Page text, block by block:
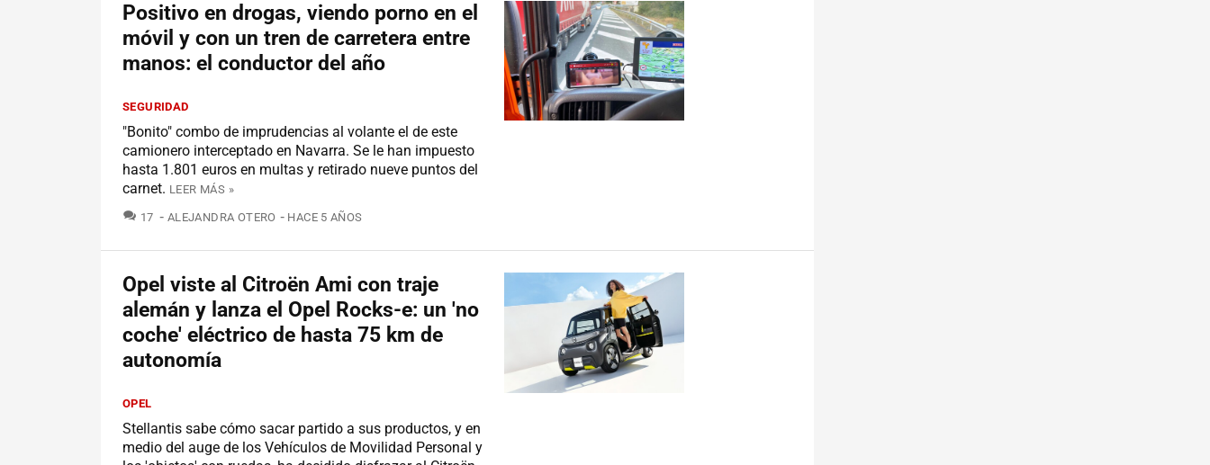
Positivo en drogas, viendo porno en el
móvil y con un tren de carretera entre
manos: el conductor del año
SEGURIDAD
"Bonito" combo de imprudencias al volante el de este
camionero interceptado en Navarra. Se le han impuesto
hasta 1.801 euros en multas y retirado nueve puntos del
carnet. LEER MÁS »
17 COMENTARIOS
ALEJANDRA OTERO HACE 5 AÑOS
Opel viste al Citroën Ami con traje
alemán y lanza el Opel Rocks-e: un 'no
coche' eléctrico de hasta 75 km de
autonomía
OPEL
Stellantis sabe cómo sacar partido a sus productos, y en
medio del auge de los Vehículos de Movilidad Personal y